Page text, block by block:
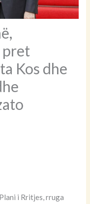
pret
Kos dhe
i Rritjes, rruga